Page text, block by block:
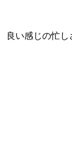
良い感じの忙し